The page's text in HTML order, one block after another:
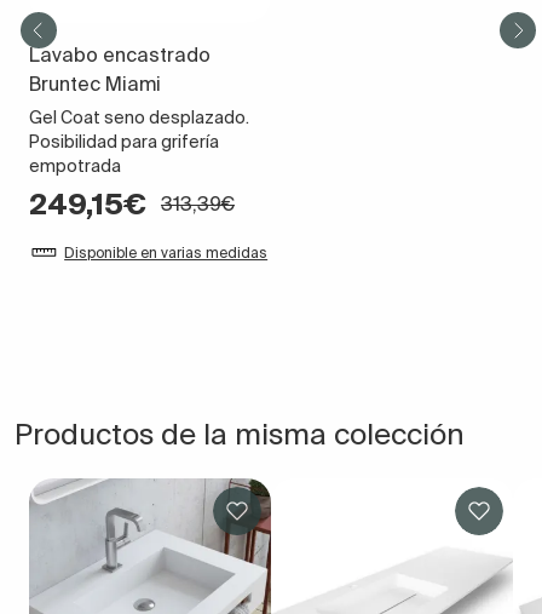
Lavabo encastrado
Bruntec Miami
Gel Coat seno desplazado.
Posibilidad para grifería
empotrada
249,15€ 313,39€
Disponible en varias medidas
Productos de la misma colección